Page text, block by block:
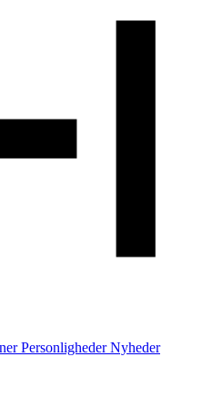
Personligheder Nyheder